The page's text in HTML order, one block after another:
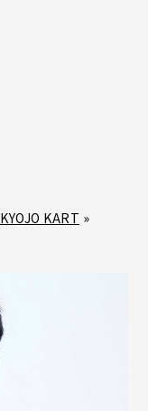
KYOJO KART »